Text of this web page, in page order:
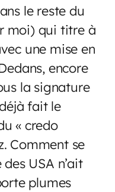
le reste du
moi) qui titre à
une mise en
encore
la signature
fait le
« credo
Comment se
USA n’ait
plumes